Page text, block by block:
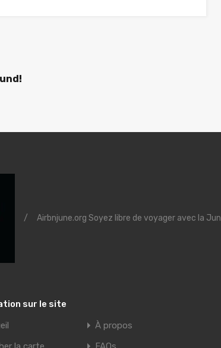
/ Airbnjune.org Soyez libre de voyager avec la
sur le site
À propos